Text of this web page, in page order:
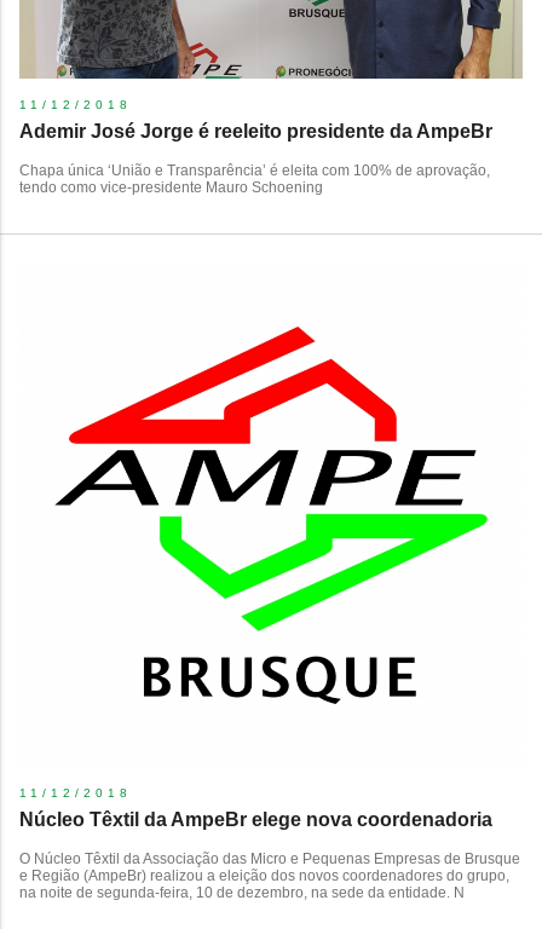
11/12/2018
​Ademir José Jorge é reeleito presidente da AmpeBr
Chapa única ‘União e Transparência’ é eleita com 100% de aprovação,
tendo como vice-presidente Mauro Schoening
11/12/2018
Núcleo Têxtil da AmpeBr elege nova coordenadoria
O Núcleo Têxtil da Associação das Micro e Pequenas Empresas de Brusque
e Região (AmpeBr) realizou a eleição dos novos coordenadores do grupo,
na noite de segunda-feira, 10 de dezembro, na sede da entidade. N